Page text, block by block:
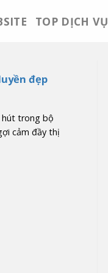
TOP DỊCH VỤ
đẹp
hút trong bộ
cảm đầy thị